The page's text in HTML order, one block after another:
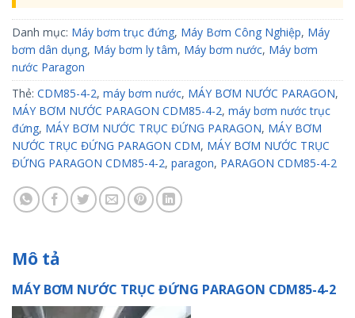
Danh mục: Máy bơm trục đứng, Máy Bơm Công Nghiệp, Máy
bơm dân dụng, Máy bơm ly tâm, Máy bơm nước, Máy bơm
nước Paragon
Thẻ: CDM85-4-2, máy bơm nước, MÁY BƠM NƯỚC PARAGON,
MÁY BƠM NƯỚC PARAGON CDM85-4-2, máy bơm nước trục
đứng, MÁY BƠM NƯỚC TRỤC ĐỨNG PARAGON, MÁY BƠM
NƯỚC TRỤC ĐỨNG PARAGON CDM, MÁY BƠM NƯỚC TRỤC
ĐỨNG PARAGON CDM85-4-2, paragon, PARAGON CDM85-4-2
Mô tả
MÁY BƠM NƯỚC TRỤC ĐỨNG PARAGON CDM85-4-2